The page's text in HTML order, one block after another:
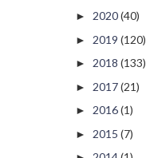
► 2020(40)
► 2019 (120)
► 2018 (133)
► 2017(21)
► 2016(1)
► 2015 (7)